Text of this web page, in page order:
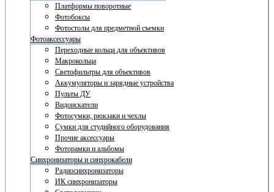
Платформы поворотные
Фотобоксы
Фотостолы для предметной съемки
Фотоаксессуары
Переходные кольца для объективов
Макрокольца
Светофильтры для объективов
Аккумуляторы и зарядные устройства
Пульты ДУ
Видоискатели
Фотосумки, рюкзаки и чехлы
Сумки для студийного оборудования
Прочие аксессуары
Фоторамки и альбомы
Синхронизаторы и синхрокабели
Радиосинхронизаторы
ИК синхронизаторы